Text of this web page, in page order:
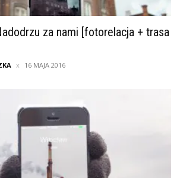
za nami [fotorelacja + trasa
16 MAJA 2016